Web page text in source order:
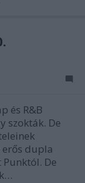
és R&B
szokták. De
dupla
De